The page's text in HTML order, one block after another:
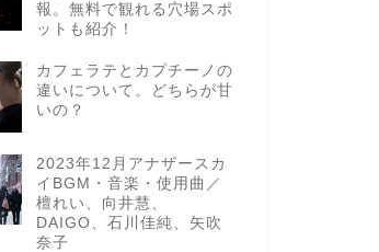
報。無料で観れる穴場スポ
ットも紹介！
カフェラテとカプチーノの
違いについて。どちらが甘
いの？
2023年12月アナザースカ
イBGM・音楽・使用曲／
檀れい、向井慧、
DAIGO、石川佳純、矢吹
奈子